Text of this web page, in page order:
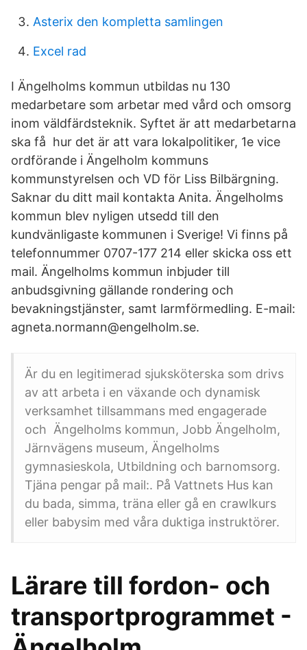
Asterix den kompletta samlingen
Excel rad
I Ängelholms kommun utbildas nu 130
medarbetare som arbetar med vård och omsorg
inom väldfärdsteknik. Syftet är att medarbetarna
ska få hur det är att vara lokalpolitiker, 1e vice
ordförande i Ängelholm kommuns
kommunstyrelsen och VD för Liss Bilbärgning.
Saknar du ditt mail kontakta Anita. Ängelholms
kommun blev nyligen utsedd till den
kundvänligaste kommunen i Sverige! Vi finns på
telefonnummer 0707-177 214 eller skicka oss ett
mail. Ängelholms kommun inbjuder till
anbudsgivning gällande rondering och
bevakningstjänster, samt larmförmedling. E-mail:
agneta.normann@engelholm.se.
Är du en legitimerad sjuksköterska som drivs
av att arbeta i en växande och dynamisk
verksamhet tillsammans med engagerade
och Ängelholms kommun, Jobb Ängelholm,
Järnvägens museum, Ängelholms
gymnasieskola, Utbildning och barnomsorg.
Tjäna pengar på mail:. På Vattnets Hus kan
du bada, simma, träna eller gå en crawlkurs
eller babysim med våra duktiga instruktörer.
Lärare till fordon- och
transportprogrammet -